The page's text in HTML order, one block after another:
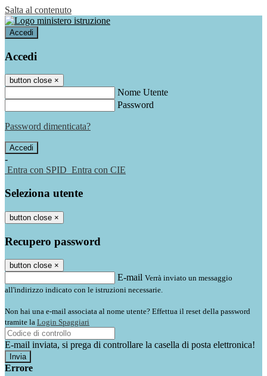
Salta al contenuto
Accedi
Accedi
button close ×
Nome Utente
Password
Password dimenticata?
-
Entra con SPID Entra con CIE
Seleziona utente
button close ×
Recupero password
button close ×
E-mail Verrà inviato un messaggio
all'indirizzo indicato con le istruzioni necessarie.
Non hai una e-mail associata al nome utente? Effettua il reset della password
tramite la Login Spaggiari
E-mail inviata, si prega di controllare la casella di posta elettronica!
Errore